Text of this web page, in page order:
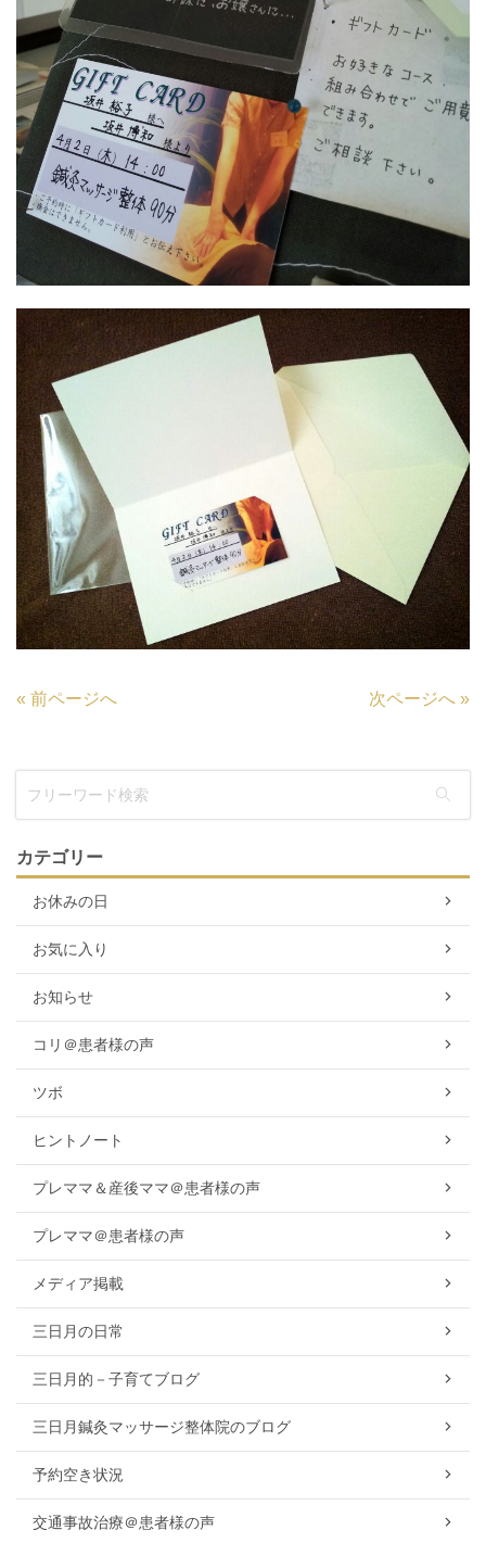
« 前ページへ 次ページへ »
カテゴリー
お休みの日
お気に入り
お知らせ
コリ＠患者様の声
ツボ
ヒントノート
プレママ＆産後ママ＠患者様の声
プレママ＠患者様の声
メディア掲載
三日月の日常
三日月的－子育てブログ
三日月鍼灸マッサージ整体院のブログ
予約空き状況
交通事故治療＠患者様の声